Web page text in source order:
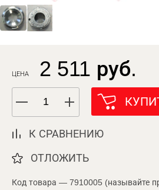
ЦЕНА 2 511 руб.
К СРАВНЕНИЮ
ОТЛОЖИТЬ
Код товара — 7910005 (называйте